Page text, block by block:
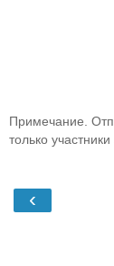
Примечание.
только участники
‹